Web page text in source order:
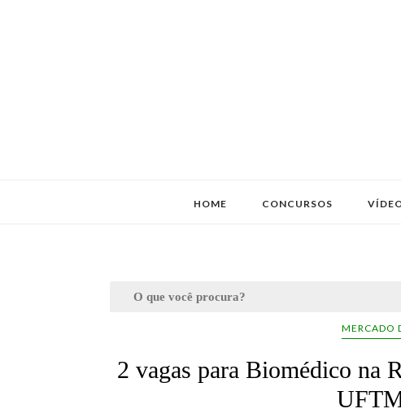
HOME CONCURSOS
MERCADO
2 vagas para Biomédico na